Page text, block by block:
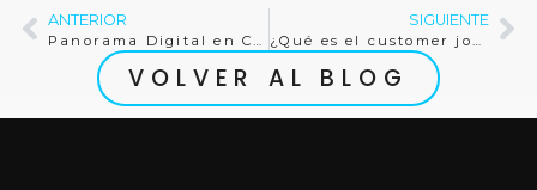
ANTERIOR
Panorama Digital en Colombia para 2026: Datos Clave
SIGUIENTE
¿Qué es el customer journey?
VOLVER AL BLOG